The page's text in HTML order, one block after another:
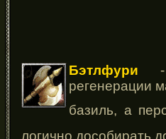
Бэтлфури -
регенерации
базиль, а
логично дособирать